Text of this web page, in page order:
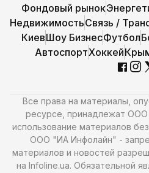
Фондовый рынок
НедвижимостьСвязь /
КиевШоу БизнесФутбол
АвтоспортХоккей
Все права на материалы,
ресурсе, принадлежат
использование материалов
ООО "ИА Инфолайн" -
материалов и новостей
на Infoline.ua. Обязательной